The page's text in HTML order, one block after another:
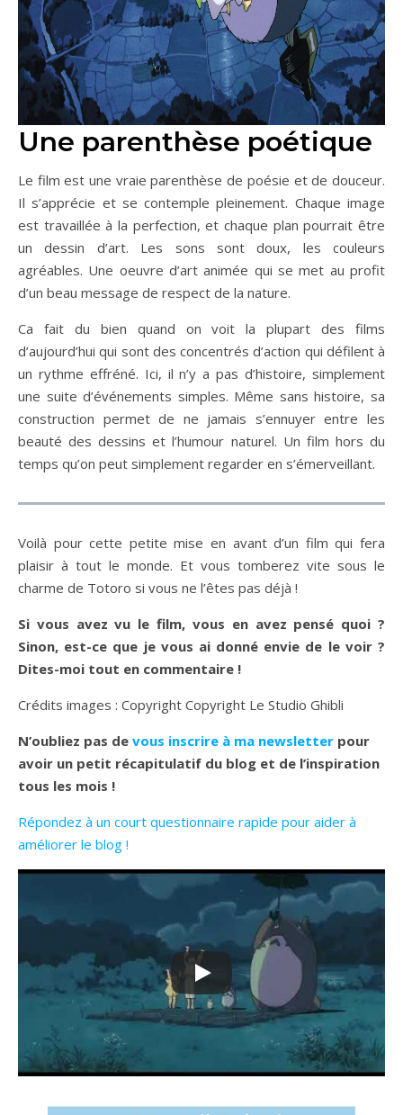
Une parenthèse poétique
Le film est une vraie parenthèse de poésie et de douceur.
Il s’apprécie et se contemple pleinement. Chaque image
est travaillée à la perfection, et chaque plan pourrait être
un dessin d’art. Les sons sont doux, les couleurs
agréables. Une oeuvre d’art animée qui se met au profit
d’un beau message de respect de la nature.
Ca fait du bien quand on voit la plupart des films
d’aujourd’hui qui sont des concentrés d’action qui défilent à
un rythme effréné. Ici, il n’y a pas d’histoire, simplement
une suite d’événements simples. Même sans histoire, sa
construction permet de ne jamais s’ennuyer entre les
beauté des dessins et l’humour naturel. Un film hors du
temps qu’on peut simplement regarder en s’émerveillant.
Voilà pour cette petite mise en avant d’un film qui fera
plaisir à tout le monde. Et vous tomberez vite sous le
charme de Totoro si vous ne l’êtes pas déjà !
Si vous avez vu le film, vous en avez pensé quoi ?
Sinon, est-ce que je vous ai donné envie de le voir ?
Dites-moi tout en commentaire !
Crédits images : Copyright Copyright Le Studio Ghibli
N’oubliez pas de vous inscrire à ma newsletter pour
avoir un petit récapitulatif du blog et de l’inspiration
tous les mois !
Répondez à un court questionnaire rapide pour aider à
améliorer le blog !